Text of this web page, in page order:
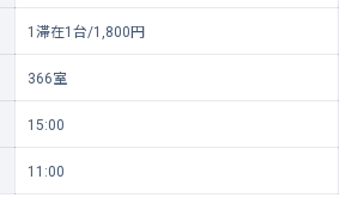
1滞在1台/1,800円
366室
15:00
11:00